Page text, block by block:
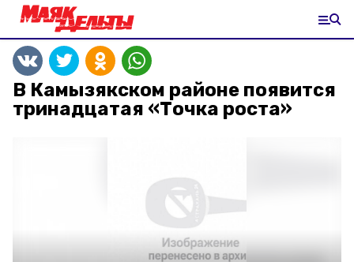
В Камызякском районе появится
тринадцатая «Точка роста»